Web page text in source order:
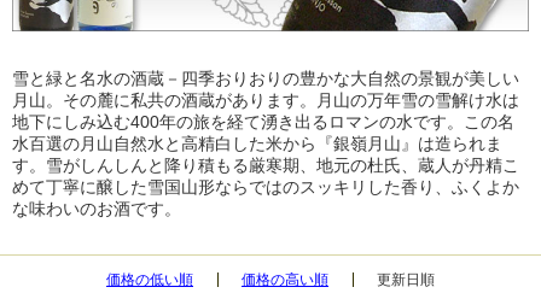
雪と緑と名水の酒蔵－四季おりおりの豊かな大自然の景観が美しい
月山。その麓に私共の酒蔵があります。月山の万年雪の雪解け水は
地下にしみ込む400年の旅を経て湧き出るロマンの水です。この名
水百選の月山自然水と高精白した米から『銀嶺月山』は造られま
す。雪がしんしんと降り積もる厳寒期、地元の杜氏、蔵人が丹精こ
めて丁寧に醸した雪国山形ならではのスッキリした香り、ふくよか
な味わいのお酒です。
価格の低い順 価格の高い順 更新日順